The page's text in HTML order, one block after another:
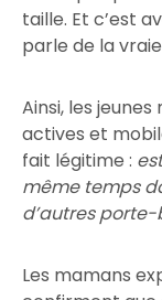
taille. Et c’est
parle de la
Ainsi, les
actives et
fait légitime :
même temps
d’autres
Les mamans